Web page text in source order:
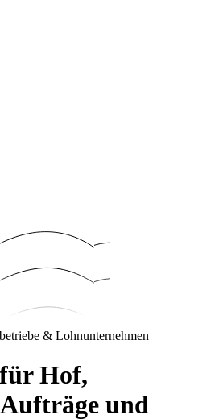
& Lohnunternehmen
Hof,
und